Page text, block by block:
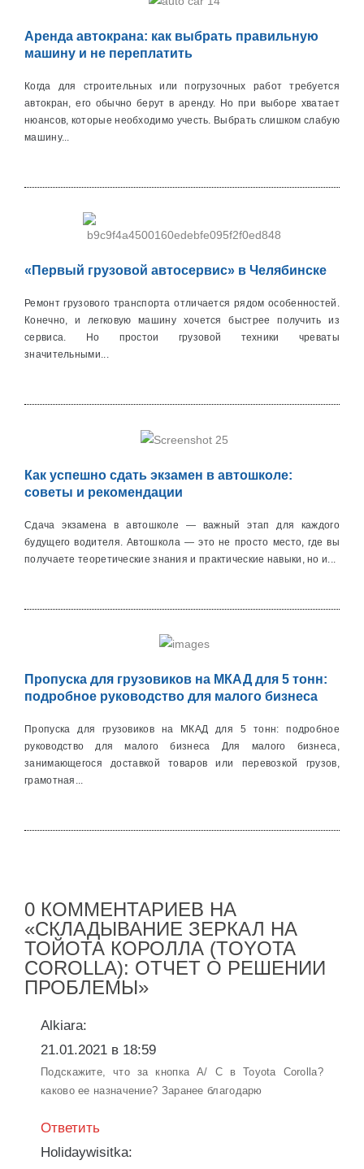
Аренда автокрана: как выбрать правильную
машину и не переплатить
Когда для строительных или погрузочных работ требуется
автокран, его обычно берут в аренду. Но при выборе хватает
нюансов, которые необходимо учесть. Выбрать слишком слабую
машину...
«Первый грузовой автосервис» в Челябинске
Ремонт грузового транспорта отличается рядом особенностей.
Конечно, и легковую машину хочется быстрее получить из
сервиса. Но простои грузовой техники чреваты
значительными...
Как успешно сдать экзамен в автошколе:
советы и рекомендации
Сдача экзамена в автошколе — важный этап для каждого
будущего водителя. Автошкола — это не просто место, где вы
получаете теоретические знания и практические навыки, но и...
Пропуска для грузовиков на МКАД для 5 тонн:
подробное руководство для малого бизнеса
Пропуска для грузовиков на МКАД для 5 тонн: подробное
руководство для малого бизнеса Для малого бизнеса,
занимающегося доставкой товаров или перевозкой грузов,
грамотная...
0 КОММЕНТАРИЕВ НА
«СКЛАДЫВАНИЕ ЗЕРКАЛ НА
ТОЙОТА КОРОЛЛА (TOYOTA
COROLLA): ОТЧЕТ О РЕШЕНИИ
ПРОБЛЕМЫ»
Alkiara:
21.01.2021 в 18:59
Подскажите, что за кнопка A/ C в Toyota Corolla?
каково ее назначение? Заранее благодарю
Ответить
Holidaywisitka: